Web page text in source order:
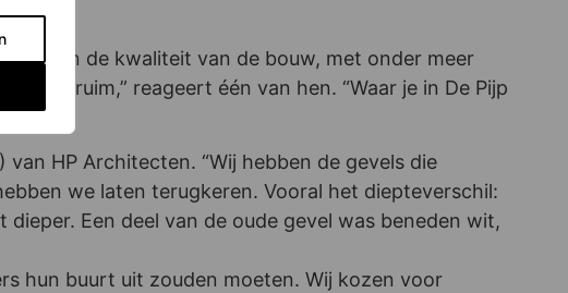
prijzen de kwaliteit van de bouw, met onder meer
ruim,” reageert één van hen. “Waar je in De Pijp
HP Architecten. “Wij hebben de gevels die
we laten terugkeren. Vooral het diepteverschil:
Een deel van de oude gevel was beneden wit,
hun buurt uit zouden moeten. Wij kozen voor